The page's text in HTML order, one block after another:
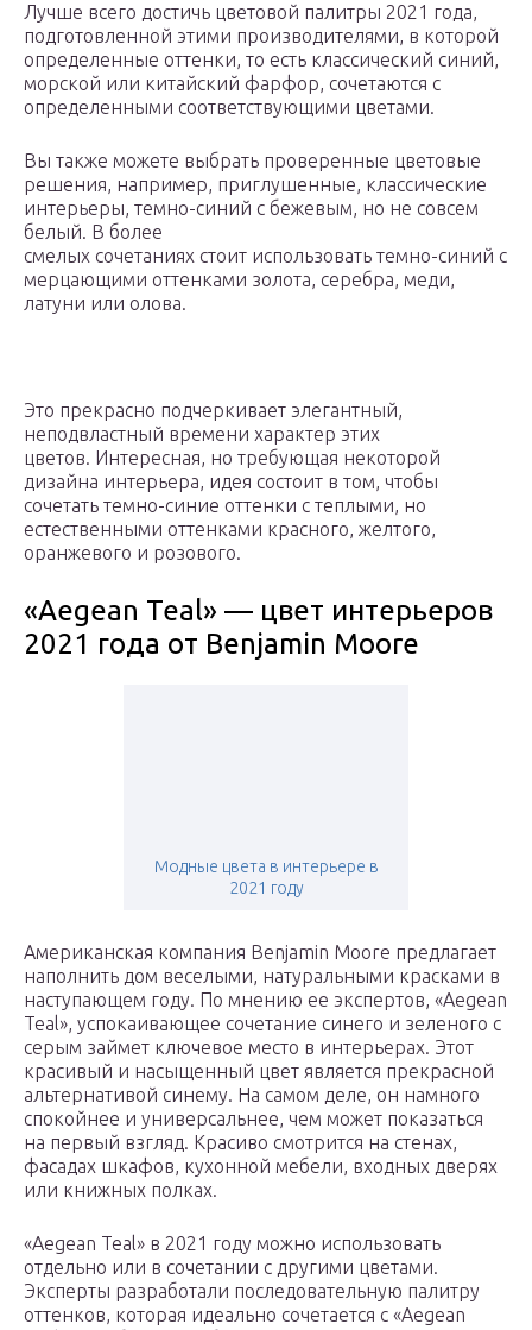
Лучше всего достичь цветовой палитры 2021 года,
подготовленной этими производителями, в которой
определенные оттенки, то есть классический синий,
морской или китайский фарфор, сочетаются с
определенными соответствующими цветами.
Вы также можете выбрать проверенные цветовые
решения, например, приглушенные, классические
интерьеры, темно-синий с бежевым, но не совсем
белый. В более
смелых сочетаниях стоит использовать темно-синий с
мерцающими оттенками золота, серебра, меди,
латуни или олова.
Это прекрасно подчеркивает элегантный,
неподвластный времени характер этих
цветов. Интересная, но требующая некоторой
дизайна интерьера, идея состоит в том, чтобы
сочетать темно-синие оттенки с теплыми, но
естественными оттенками красного, желтого,
оранжевого и розового.
«Aegean Teal» — цвет интерьеров
2021 года от Benjamin Moore
Модные цвета в интерьере в
2021 году
Американская компания Benjamin Moore предлагает
наполнить дом веселыми, натуральными красками в
наступающем году. По мнению ее экспертов, «Aegean
Teal», успокаивающее сочетание синего и зеленого с
серым займет ключевое место в интерьерах. Этот
красивый и насыщенный цвет является прекрасной
альтернативой синему. На самом деле, он намного
спокойнее и универсальнее, чем может показаться
на первый взгляд. Красиво смотрится на стенах,
фасадах шкафов, кухонной мебели, входных дверях
или книжных полках.
«Aegean Teal» в 2021 году можно использовать
отдельно или в сочетании с другими цветами.
Эксперты разработали последовательную палитру
оттенков, которая идеально сочетается с «Aegean